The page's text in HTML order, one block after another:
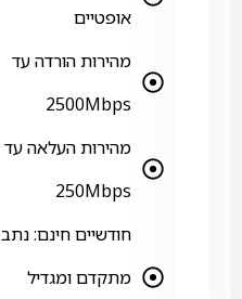
אופטיים
מהירות הורדה עד
2500Mbps
מהירות העלאה עד
250Mbps
חודשיים חינם: נתב
מתקדם ומגדיל